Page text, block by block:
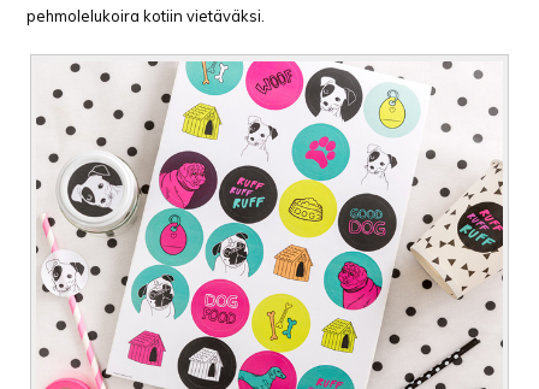
pehmolelukoira kotiin vietäväksi.